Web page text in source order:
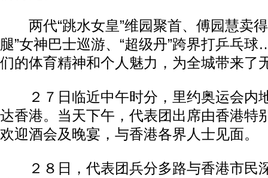
两代“跳水女皇”维园聚首、傅园慧卖得
腿”女神巴士巡游、“超级丹”跨界打乒乓
们的体育精神和个人魅力，为全城带来了
２７日临近中午时分，里约奥运会内
达香港。当天下午，代表团出席由香港特
欢迎酒会及晚宴，与香港各界人士见面。
２８日，代表团兵分多路与香港市民